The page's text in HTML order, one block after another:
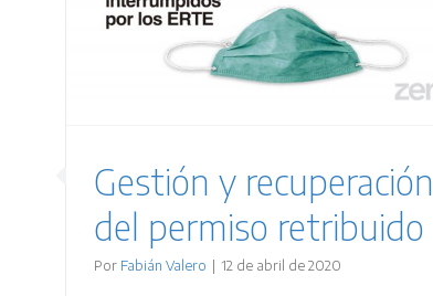
Gestión y recuperación
del permiso retribuido
Por Fabián Valero | 12 de abril de 2020